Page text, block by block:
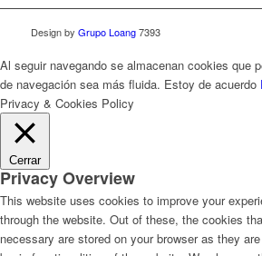
Design by Grupo Loang7393
Al seguir navegando se almacenan cookies que
de navegación sea más fluida. Estoy de acuerdo
Privacy & Cookies Policy
Cerrar
Privacy Overview
This website uses cookies to improve your
through the website. Out of these, the cookies
necessary are stored on your browser as they